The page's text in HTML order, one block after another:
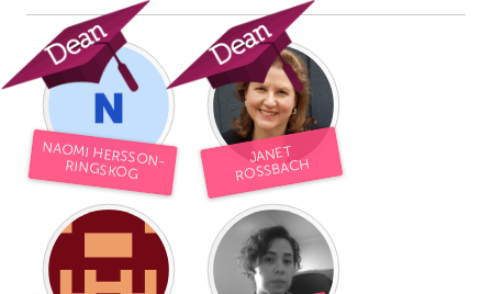
NAOMI HERSSON-
RINGSKOG
JANET
ROSSBACH